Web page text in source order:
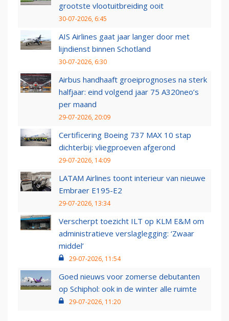
grootste vlootuitbreiding ooit
30-07-2026, 6:45
AIS Airlines gaat jaar langer door met
lijndienst binnen Schotland
30-07-2026, 6:30
Airbus handhaaft groeiprognoses na sterk
halfjaar: eind volgend jaar 75 A320neo’s
per maand
29-07-2026, 20:09
Certificering Boeing 737 MAX 10 stap
dichterbij: vliegproeven afgerond
29-07-2026, 14:09
LATAM Airlines toont interieur van nieuwe
Embraer E195-E2
29-07-2026, 13:34
Verscherpt toezicht ILT op KLM E&M om
administratieve verslaglegging: ‘Zwaar
middel’
29-07-2026, 11:54
Goed nieuws voor zomerse debutanten
op Schiphol: ook in de winter alle ruimte
29-07-2026, 11:20